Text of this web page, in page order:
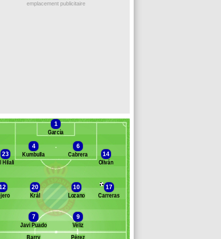
emplacement publicitaire
des remplaçants
1
García
4
Kumbulla
6
Cabrera
23
Hilali
14
Oliván
20
Král
10
Lozano
17
Carreras
7
Javi Puado
9
Véliz
Pérez
Barry